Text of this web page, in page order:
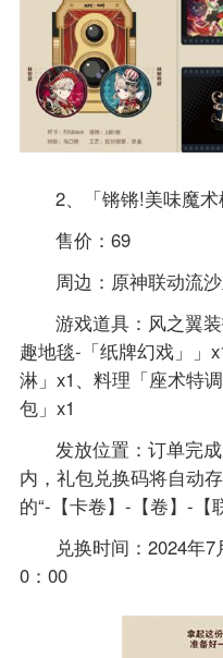
2、「锵锵!美味魔术
售价：69
周边：原神联动流
游戏道具：风之翼
趣地毯-「纸牌幻戏」」
淋」x1、料理「座术特
包」x1
发放位置：订单完
内，礼包兑换码将自动
的“-【卡卷】-【卷】-【
兑换时间：2024年
0：00